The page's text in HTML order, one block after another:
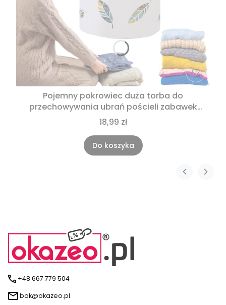
Pojemny pokrowiec duża torba do
przechowywania ubrań pościeli zabawek
40x85
18,99 zł
Do koszyka
+48 667 779 504
bok@okazeo.pl